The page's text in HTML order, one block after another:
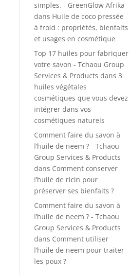
simples. - GreenGlow Afrika
dans Huile de coco pressée
à froid : propriétés, bienfaits
et usages en cosmétique
Top 17 huiles pour fabriquer
votre savon - Tchaou Group
Services & Products dans3
huiles végétales
cosmétiques que vous devez
intégrer dans vos
cosmétiques naturels
Comment faire du savon à
l’huile de neem ? - Tchaou
Group Services & Products
dans Comment conserver
l’huile de ricin pour
préserver ses bienfaits ?
Comment faire du savon à
l’huile de neem ? - Tchaou
Group Services & Products
dans Comment utiliser
l’huile de neem pour traiter
les poux ?